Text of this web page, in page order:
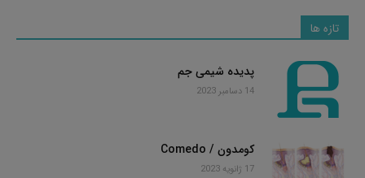
تازه ها
پدیده شیمی جم
14 دسامبر 2023
کومدون / Comedo
17 ژانویه 2023